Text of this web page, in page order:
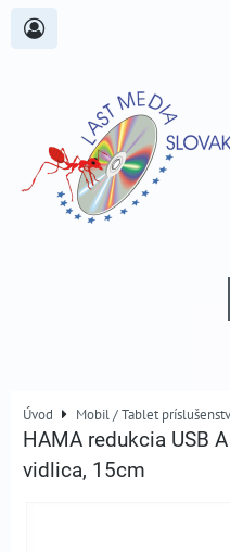
Úvod Mobil / Tablet
HAMA redukcia USB
vidlica, 15cm